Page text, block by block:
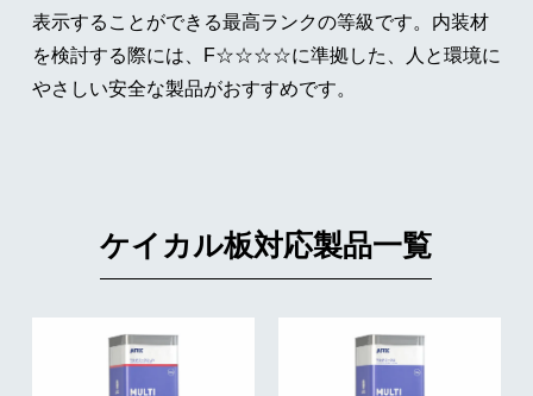
表示することができる最高ランクの等級です。内装材
を検討する際には、F☆☆☆☆に準拠した、人と環境に
やさしい安全な製品がおすすめです。
ケイカル板対応製品一覧